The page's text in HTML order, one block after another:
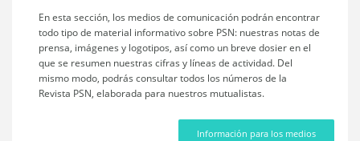
En esta sección, los medios de comunicación podrán encontrar
todo tipo de material informativo sobre PSN: nuestras notas de
prensa, imágenes y logotipos, así como un breve dosier en el
que se resumen nuestras cifras y líneas de actividad. Del
mismo modo, podrás consultar todos los números de la
Revista PSN, elaborada para nuestros mutualistas.
Información para los medios